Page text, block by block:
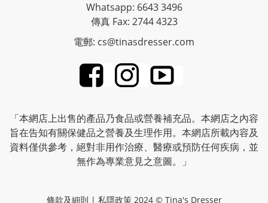
Whatsapp: 6643 3496
傳真 Fax: 2744 4323
電郵: cs@tinasdresser.com
「本網店上出售的產品乃食品或營養補充品。本網店之內容
旨在告知有關保健品之營養及生理作用。本網店所載內容及
資料僅供參考，絕對非用作治療、醫療或預防任何疾病，並
無作為專業意見之意圖。」
條款及細則 | 私隱政策2024 © Tina's Dresser